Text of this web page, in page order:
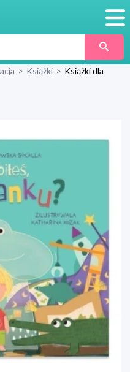
> Książki > Książki dla